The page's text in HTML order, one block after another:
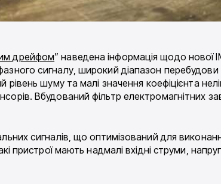
дрейфом” наведена інформація щодо нової
сигналу, широкий діапазон перебудови
шуму та малі значення коефіцієнта
Вбудований фільтр електромагнітних
сигналів, що оптимізований для
пристрої мають надмалі вхідні струми,